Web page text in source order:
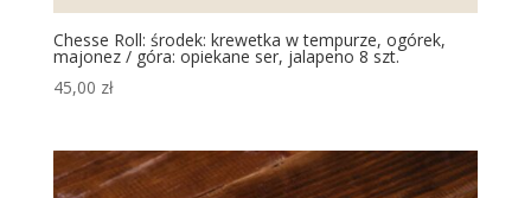
Chesse Roll: środek: krewetka w tempurze, ogórek,
majonez / góra: opiekane ser, jalapeno 8 szt.
45,00 zł